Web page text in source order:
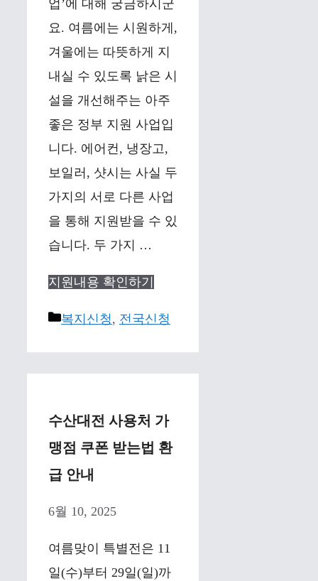
업’에 대해 궁금하시군
요. 여름에는 시원하게,
겨울에는 따뜻하게 지
내실 수 있도록 낡은 시
설을 개선해주는 아주
좋은 정부 지원 사업입
니다. 에어컨, 냉장고,
보일러, 샷시는 사실 두
가지의 서로 다른 사업
을 통해 지원받을 수 있
습니다. 두 가지 …
지원내용 확인하기
Categories
복지신청, 전국신청
수산대전 사용처 가
맹점 쿠폰 받는법 환
급 안내
6월 10, 2025
여름맞이 특별전은 11
일(수)부터 29일(일)까